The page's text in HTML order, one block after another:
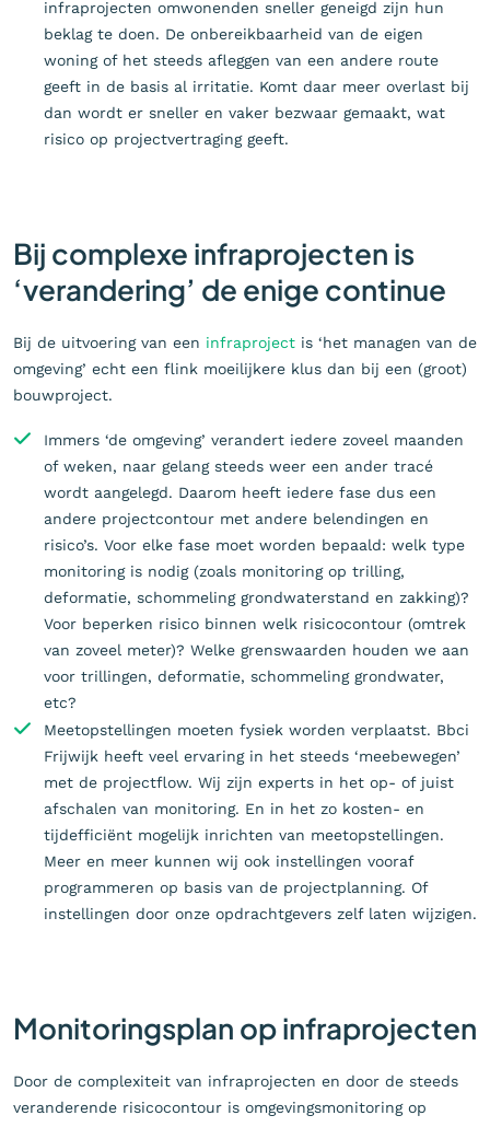
infraprojecten omwonenden sneller geneigd zijn hun
beklag te doen. De onbereikbaarheid van de eigen
woning of het steeds afleggen van een andere route
geeft in de basis al irritatie. Komt daar meer overlast bij
dan wordt er sneller en vaker bezwaar gemaakt, wat
risico op projectvertraging geeft.
Bij complexe infraprojecten is
‘verandering’ de enige continue
Bij de uitvoering van een infraproject is ‘het managen van de
omgeving’ echt een flink moeilijkere klus dan bij een (groot)
bouwproject.
Immers ‘de omgeving’ verandert iedere zoveel maanden
of weken, naar gelang steeds weer een ander tracé
wordt aangelegd. Daarom heeft iedere fase dus een
andere projectcontour met andere belendingen en
risico’s. Voor elke fase moet worden bepaald: welk type
monitoring is nodig (zoals monitoring op trilling,
deformatie, schommeling grondwaterstand en zakking)?
Voor beperken risico binnen welk risicocontour (omtrek
van zoveel meter)? Welke grenswaarden houden we aan
voor trillingen, deformatie, schommeling grondwater,
etc?
Meetopstellingen moeten fysiek worden verplaatst. Bbci
Frijwijk heeft veel ervaring in het steeds ‘meebewegen’
met de projectflow. Wij zijn experts in het op- of juist
afschalen van monitoring. En in het zo kosten- en
tijdefficiënt mogelijk inrichten van meetopstellingen.
Meer en meer kunnen wij ook instellingen vooraf
programmeren op basis van de projectplanning. Of
instellingen door onze opdrachtgevers zelf laten wijzigen.
Monitoringsplan op infraprojecten
Door de complexiteit van infraprojecten en door de steeds
veranderende risicocontour is omgevingsmonitoring op